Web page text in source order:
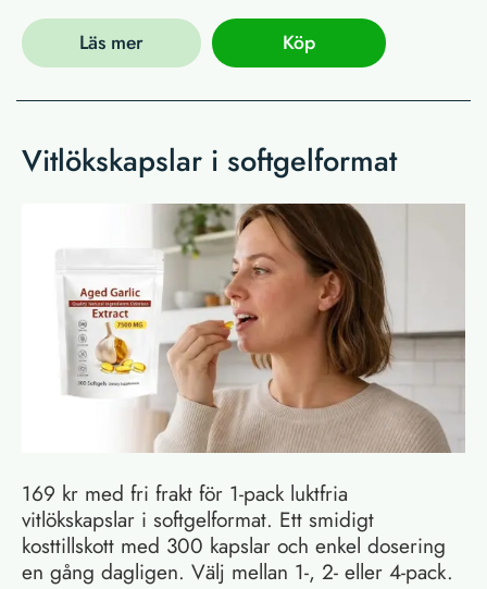
Läs mer Köp
Vitlökskapslar i softgelformat
169 kr med fri frakt för 1-pack luktfria
vitlökskapslar i softgelformat. Ett smidigt
kosttillskott med 300 kapslar och enkel dosering
en gång dagligen. Välj mellan 1-, 2- eller 4-pack.